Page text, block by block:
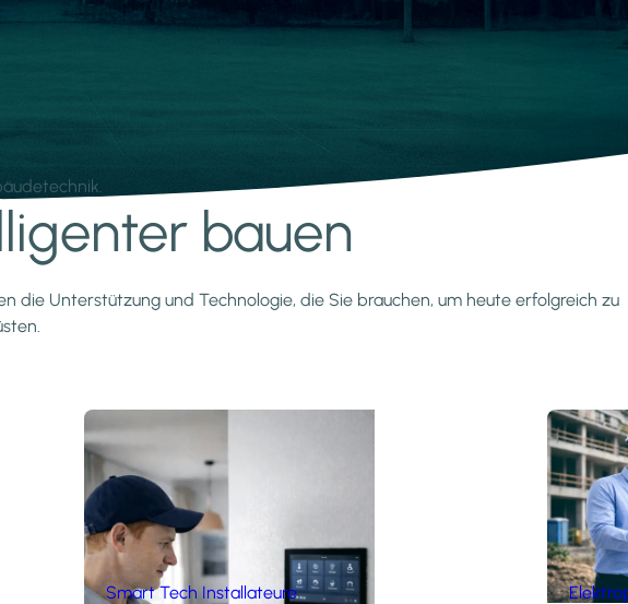
bauen
die Unterstützung und Technologie, die Sie brauchen, um heute erfolgreich zu
Smart Tech Installateure